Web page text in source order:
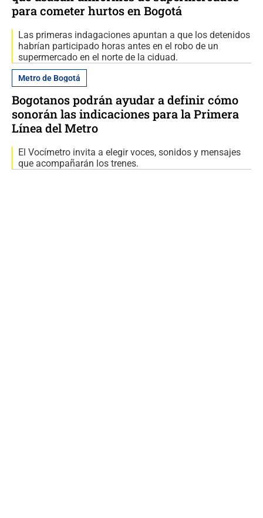
para cometer hurtos en Bogotá
Las primeras indagaciones apuntan a que los detenidos
habrían participado horas antes en el robo de un
supermercado en el norte de la ciduad.
Metro de Bogotá
Bogotanos podrán ayudar a definir cómo
sonorán las indicaciones para la Primera
Línea del Metro
El Vocímetro invita a elegir voces, sonidos y mensajes
que acompañarán los trenes.